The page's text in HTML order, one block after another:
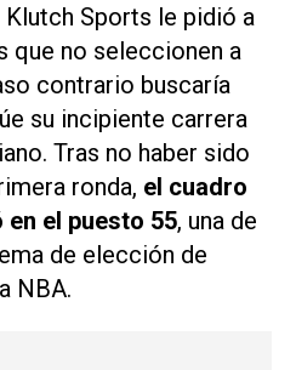
Sports le pidió a
que no seleccionen a
contrario buscaría
su incipiente carrera
Tras no haber sido
ronda, el cuadro
el puesto 55, una de
de elección de
NBA.